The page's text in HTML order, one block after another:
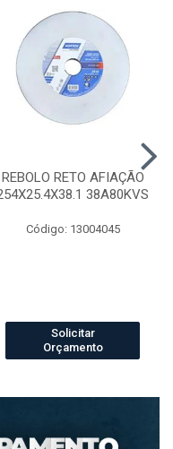
REBOLO RETO AFIAÇÃO
38A80KVS
Código: 13004045
Solicitar
Orçamento